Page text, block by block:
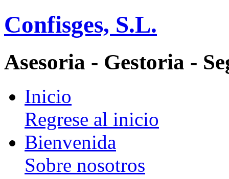
Confisges, S.L.
Asesoria - Gestoria -
Inicio
Regrese al inicio
Bienvenida
Sobre nosotros